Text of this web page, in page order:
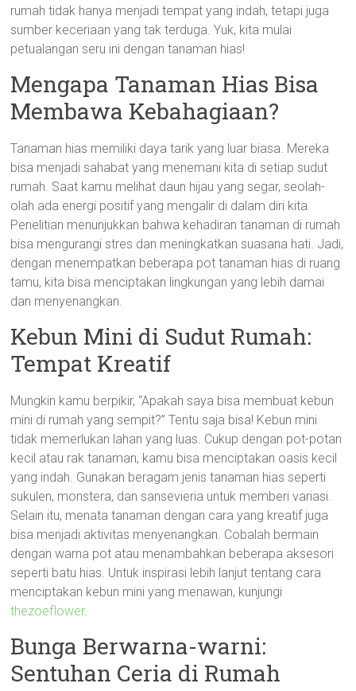
rumah tidak hanya menjadi tempat yang indah, tetapi juga
sumber keceriaan yang tak terduga. Yuk, kita mulai
petualangan seru ini dengan tanaman hias!
Mengapa Tanaman Hias Bisa
Membawa Kebahagiaan?
Tanaman hias memiliki daya tarik yang luar biasa. Mereka
bisa menjadi sahabat yang menemani kita di setiap sudut
rumah. Saat kamu melihat daun hijau yang segar, seolah-
olah ada energi positif yang mengalir di dalam diri kita.
Penelitian menunjukkan bahwa kehadiran tanaman di rumah
bisa mengurangi stres dan meningkatkan suasana hati. Jadi,
dengan menempatkan beberapa pot tanaman hias di ruang
tamu, kita bisa menciptakan lingkungan yang lebih damai
dan menyenangkan.
Kebun Mini di Sudut Rumah:
Tempat Kreatif
Mungkin kamu berpikir, “Apakah saya bisa membuat kebun
mini di rumah yang sempit?” Tentu saja bisa! Kebun mini
tidak memerlukan lahan yang luas. Cukup dengan pot-potan
kecil atau rak tanaman, kamu bisa menciptakan oasis kecil
yang indah. Gunakan beragam jenis tanaman hias seperti
sukulen, monstera, dan sansevieria untuk memberi variasi.
Selain itu, menata tanaman dengan cara yang kreatif juga
bisa menjadi aktivitas menyenangkan. Cobalah bermain
dengan warna pot atau menambahkan beberapa aksesori
seperti batu hias. Untuk inspirasi lebih lanjut tentang cara
menciptakan kebun mini yang menawan, kunjungi
thezoeflower.
Bunga Berwarna-warni:
Sentuhan Ceria di Rumah